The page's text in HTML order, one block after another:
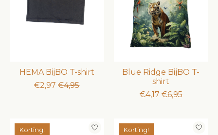
HEMA BijBO T-shirt
€2,97 €4,95
Blue Ridge BijBO T-
shirt
€4,17 €6,95
Korting! Korting!